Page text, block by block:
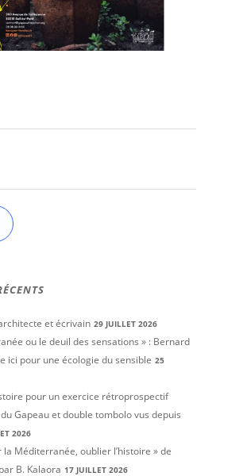
et écrivain 29 JUILLET 2026
ou le deuil des sensations » : Bernard
ici pour une écologie du sensible 25
pour un exercice rétroprospectif
Gapeau et double tombolo vus depuis
2026
Méditerranée, oublier l’histoire » de
B. Kalaora 17 JUILLET 2026